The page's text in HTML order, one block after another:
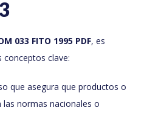
033 FITO 1995 PDF, es
clave:
que asegura que productos o
las normas nacionales o